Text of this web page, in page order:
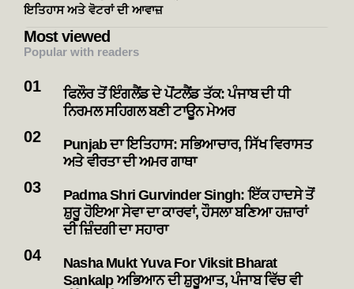
ਇਤਿਹਾਸ ਅਤੇ ਵੋਟਰਾਂ ਦੀ ਆਵਾਜ਼
Most viewed
Popular with readers
ਫਿਲੌਰ ਤੋਂ ਇੰਗਲੈਂਡ ਦੇ ਪੋਂਟਲੈਂਡ ਤੱਕ: ਪੰਜਾਬ ਦੀ ਧੀ
ਨਿਰਮਲ ਸਹਿਗਲ ਬਣੀ ਟਾਊਨ ਮੇਅਰ
Punjab ਦਾ ਇਤਿਹਾਸ: ਸਭਿਆਚਾਰ, ਸਿੱਖ ਵਿਰਾਸਤ
ਅਤੇ ਵੀਰਤਾ ਦੀ ਅਮਰ ਗਾਥਾ
Padma Shri Gurvinder Singh: ਇੱਕ ਹਾਦਸੇ ਤੋਂ
ਸ਼ੁਰੂ ਹੋਇਆ ਸੇਵਾ ਦਾ ਕਾਰਵਾਂ, ਹੌਸਲਾ ਬਣਿਆ ਹਜ਼ਾਰਾਂ
ਦੀ ਜ਼ਿੰਦਗੀ ਦਾ ਸਹਾਰਾ
Nasha Mukt Yuva For Viksit Bharat
Sankalp ਅਭਿਆਨ ਦੀ ਸ਼ੁਰੂਆਤ, ਪੰਜਾਬ ਵਿੱਚ ਵੀ